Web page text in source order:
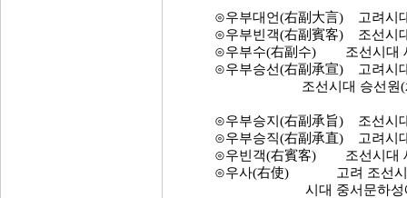
⊙우부대언(右副大言) 고려시
⊙우부빈객(右副賓客) 조선시
⊙우부수(右副수) 조선시대 세
⊙우부승선(右副承宣) 고려시
조선시대 승선원(承宣
⊙우부승지(右副承旨) 조선시
⊙우부승직(右副承直) 고려시
⊙우빈객(右賓客) 조선시대 세
⊙우사(右使) 고려 조선시대
시대 중서문하